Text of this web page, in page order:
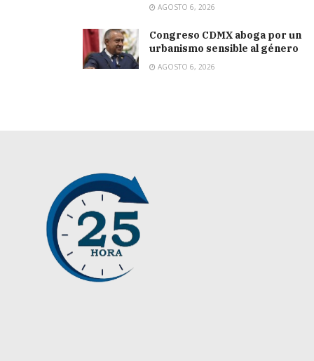
AGOSTO 6, 2026
Congreso CDMX aboga por un
urbanismo sensible al género
AGOSTO 6, 2026